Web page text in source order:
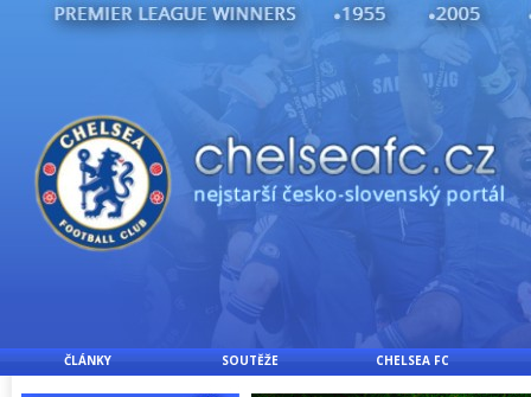
ČLÁNKY SOUTĚŽE CHELSEA FC